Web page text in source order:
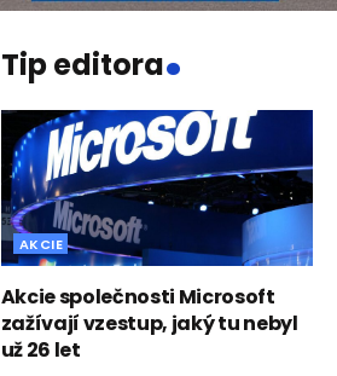
Tip editora.
AKCIE
Akcie společnosti Microsoft
zažívají vzestup, jaký tu nebyl
už 26 let